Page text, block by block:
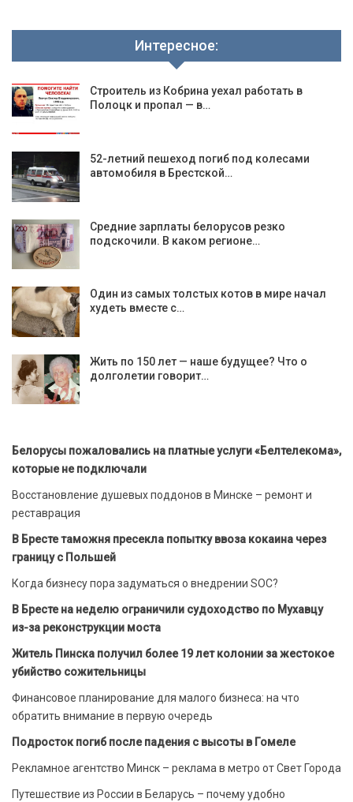
Интересное:
Строитель из Кобрина уехал работать в
Полоцк и пропал — в…
52-летний пешеход погиб под колесами
автомобиля в Брестской…
Средние зарплаты белорусов резко
подскочили. В каком регионе…
Один из самых толстых котов в мире начал
худеть вместе с…
Жить по 150 лет — наше будущее? Что о
долголетии говорит…
Белорусы пожаловались на платные услуги «Белтелекома»,
которые не подключали
Восстановление душевых поддонов в Минске – ремонт и
реставрация
В Бресте таможня пресекла попытку ввоза кокаина через
границу с Польшей
Когда бизнесу пора задуматься о внедрении SOC?
В Бресте на неделю ограничили судоходство по Мухавцу
из-за реконструкции моста
Житель Пинска получил более 19 лет колонии за жестокое
убийство сожительницы
Финансовое планирование для малого бизнеса: на что
обратить внимание в первую очередь
Подросток погиб после падения с высоты в Гомеле
Рекламное агентство Минск – реклама в метро от Свет Города
Путешествие из России в Беларусь – почему удобно